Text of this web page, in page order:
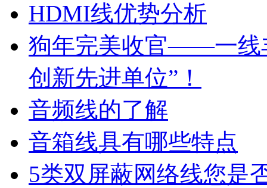
HDMI线优势分析
狗年完美收官——一线
创新先进单位”！
音频线的了解
音箱线具有哪些特点
5类双屏蔽网络线您是